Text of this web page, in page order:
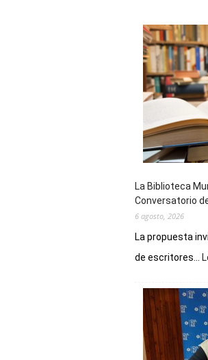
La Biblioteca
Conversatorio
6 agosto, 2026
La propuesta
de escritores...